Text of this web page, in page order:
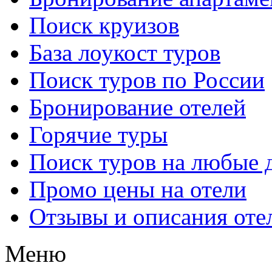
Поиск круизов
База лоукост туров
Поиск туров по России
Бронирование отелей
Горячие туры
Поиск туров на любые
Промо цены на отели
Отзывы и описания
Меню